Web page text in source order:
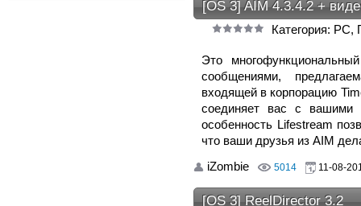
[OS 3] AIM 4.3.4.2 +
Категория:
Это
сообщениями,
входящей в корпорацию
соединяет вас с вашими
особенность Lifestream
что ваши друзья из AIM
iZombie
5014 11-08-
[OS 3] ReelDirector 3.2